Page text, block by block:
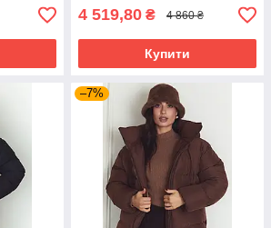
4 519,80 ₴ 4 860 ₴
Купити
–7%